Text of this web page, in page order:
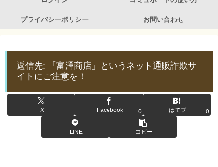
プライバシーポリシー お問い合わせ
返信先: 「富澤商店」というネット通販詐欺サ
イトにご注意を！
X Facebook 0 はてブ 0
LINE コピー